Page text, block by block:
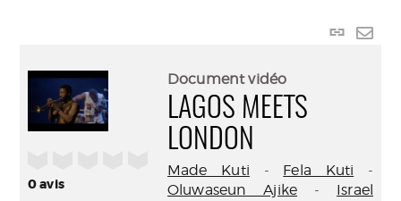
Lien
0avis
Document vidéo
LAGOS MEETS
LONDON
Made Kuti - Fela Kuti -
Oluwaseun Ajike - Israel